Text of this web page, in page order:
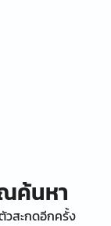
ค้นหา
วสะกดอีกครั้ง